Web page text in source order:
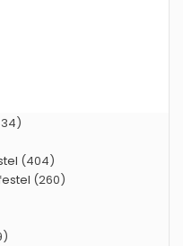
(404)
(260)